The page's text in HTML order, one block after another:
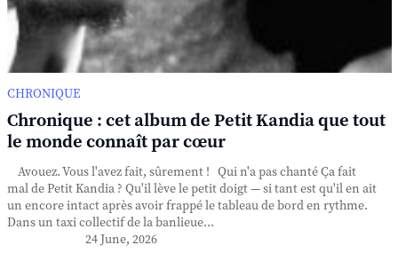
CHRONIQUE
Chronique : cet album de Petit Kandia que tout
le monde connaît par cœur
Avouez. Vous l'avez fait, sûrement ! Qui n'a pas chanté Ça fait
mal de Petit Kandia ? Qu'il lève le petit doigt — si tant est qu'il en ait
un encore intact après avoir frappé le tableau de bord en rythme.
Dans un taxi collectif de la banlieue...
24 June, 2026